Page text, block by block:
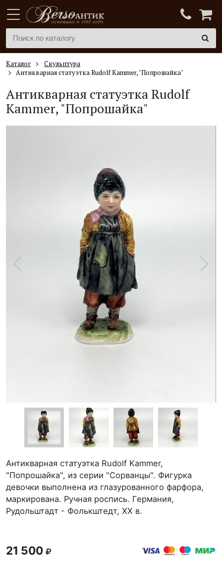
Каталог
Скульптура
Антикварная статуэтка Rudolf Kammer, "Попрошайка"
Антикварная статуэтка Rudolf
Kammer, "Попрошайка"
Антикварная статуэтка Rudolf Kammer,
"Попрошайка", из серии "Сорванцы". Фигурка
девочки выполнена из глазурованного фарфора,
маркирована. Ручная роспись. Германия,
Рудольштадт - Фолькштедт, ХХ в.
21 500